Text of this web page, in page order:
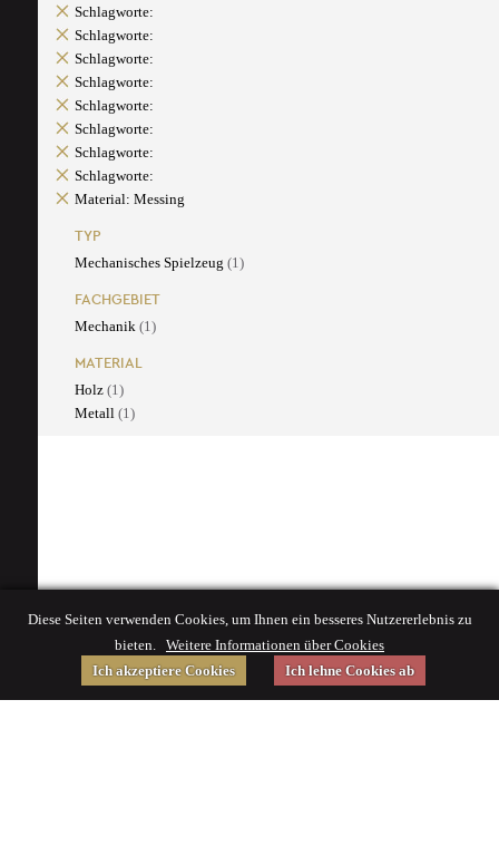
Schlagworte:
Schlagworte:
Schlagworte:
Schlagworte:
Schlagworte:
Schlagworte:
Schlagworte:
Schlagworte:
Material: Messing
TYP
Mechanisches Spielzeug (1)
FACHGEBIET
Mechanik (1)
MATERIAL
Holz (1)
Metall (1)
Diese Seiten verwenden Cookies, um Ihnen ein besseres Nutzererlebnis zu
bieten. Weitere Informationen über Cookies
Ich akzeptiere Cookies
Ich lehne Cookies ab